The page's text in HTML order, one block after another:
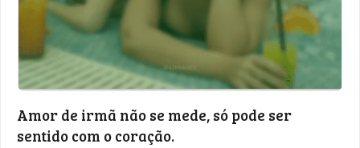
Amor de irmã não se mede, só pode ser
sentido com o coração.